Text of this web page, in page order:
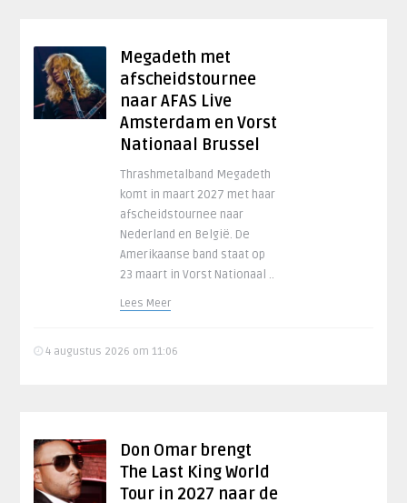
Megadeth met
afscheidstournee
naar AFAS Live
Amsterdam en Vorst
Nationaal Brussel
Thrashmetalband Megadeth
komt in maart 2027 met haar
afscheidstournee naar
Nederland en België. De
Amerikaanse band staat op
23 maart in Vorst Nationaal ..
Lees Meer
4 augustus 2026 om 11:06
Don Omar brengt
The Last King World
Tour in 2027 naar de